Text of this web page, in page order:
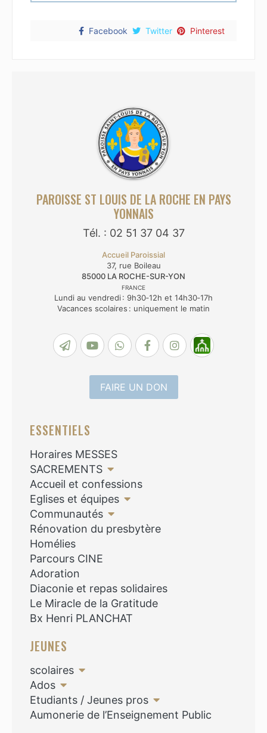
PAROISSE ST LOUIS DE LA ROCHE EN PAYS
YONNAIS
Tél. : 02 51 37 04 37
Accueil Paroissial
37, rue Boileau
85000 LA ROCHE-SUR-YON
FRANCE
Lundi au vendredi : 9h30‑12h et 14h30‑17h
Vacances scolaires : uniquement le matin
FAIRE UN DON
ESSENTIELS
Horaires MESSES
SACREMENTS
Accueil et confessions
Eglises et équipes
Communautés
Rénovation du presbytère
Homélies
Parcours CINE
Adoration
Diaconie et repas solidaires
Le Miracle de la Gratitude
Bx Henri PLANCHAT
JEUNES
scolaires
Ados
Etudiants / Jeunes pros
Aumonerie de l’Enseignement Public
Facebook Twitter Pinterest